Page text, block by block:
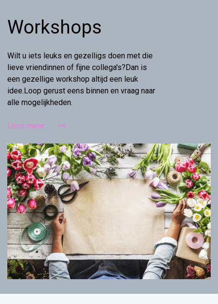
Workshops
Wilt u iets leuks en gezelligs doen met die
lieve vriendinnen of fijne collega's?Dan is
een gezellige workshop altijd een leuk
idee.Loop gerust eens binnen en vraag naar
alle mogelijkheden.
Lees meer...